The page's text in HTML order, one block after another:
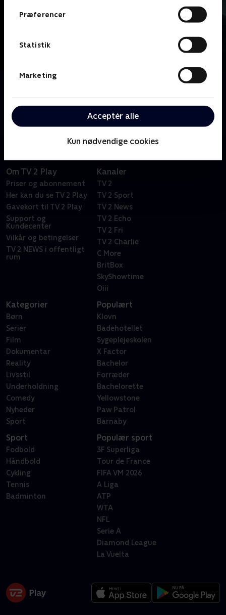
Præferencer
Statistik
Marketing
Acceptér alle
Kun nødvendige cookies
politienheden AC-12, der efterforsker korruption
inden for den britiske politistyrke.
Om TV 2 Play
Priser og abonnement
Her kan du se TV 2 Play
Gavekort til TV 2 Play
Support og
Kundecenter
Vilkår og betingelser
TV 2 NEWS i offentligt
rum
Kanaler
TV 2
TV 2 Sport
TV 2 News
TV 2 Echo
TV 2 Fri
TV 2 Charlie
C More
BritBox
SkyShowtime
Oiii
Kategorier
Børn
Serier
Film
Dokumentar
Reality
Livsstil
Underholdning
Comedy
Nyheder
Sport
Populært
Klovn
Badehotellet
Sygeplejeskolen
X Factor
Bachelor
Forræder
Bachelorette
Yellowstone
Paw Patrol
Barnaby
Sport
Fodbold
Håndbold
Cykling
Tennis
Badminton
Populær sport
3F Superliga
Tour de France
FIFA VM 2026
A Liga
ATP
WTA
NFL
Serie A
Diamond League
La Vuelta